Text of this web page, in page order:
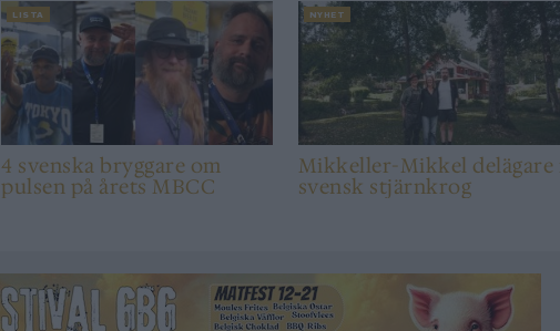
LISTA
4 svenska bryggare om
pulsen på årets MBCC
NYHET
Mikkeller-Mikkel delägare
svensk stjärnkrog